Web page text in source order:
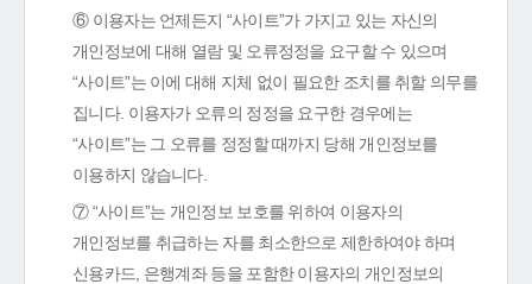
⑥ 이용자는 언제든지 “사이트”가 가지고 있는 자신의
개인정보에 대해 열람 및 오류정정을 요구할 수 있으며
“사이트”는 이에 대해 지체 없이 필요한 조치를 취할 의무를
집니다. 이용자가 오류의 정정을 요구한 경우에는
“사이트”는 그 오류를 정정할 때까지 당해 개인정보를
이용하지 않습니다.
⑦ “사이트”는 개인정보 보호를 위하여 이용자의
개인정보를 취급하는 자를 최소한으로 제한하여야 하며
신용카드, 은행계좌 등을 포함한 이용자의 개인정보의